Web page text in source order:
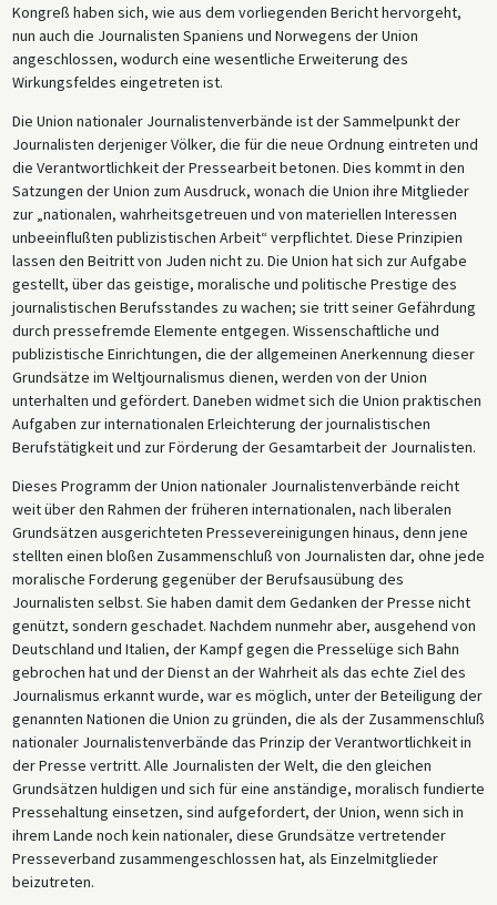
Kongreß haben sich, wie aus dem vorliegenden Bericht hervorgeht,
nun auch die Journalisten Spaniens und Norwegens der Union
angeschlossen, wodurch eine wesentliche Erweiterung des
Wirkungsfeldes eingetreten ist.
Die Union nationaler Journalistenverbände ist der Sammelpunkt der
Journalisten derjeniger Völker, die für die neue Ordnung eintreten und
die Verantwortlichkeit der Pressearbeit betonen. Dies kommt in den
Satzungen der Union zum Ausdruck, wonach die Union ihre Mitglieder
zur „nationalen, wahrheitsgetreuen und von materiellen Interessen
unbeeinflußten publizistischen Arbeit“ verpflichtet. Diese Prinzipien
lassen den Beitritt von Juden nicht zu. Die Union hat sich zur Aufgabe
gestellt, über das geistige, moralische und politische Prestige des
journalistischen Berufsstandes zu wachen; sie tritt seiner Gefährdung
durch pressefremde Elemente entgegen. Wissenschaftliche und
publizistische Einrichtungen, die der allgemeinen Anerkennung dieser
Grundsätze im Weltjournalismus dienen, werden von der Union
unterhalten und gefördert. Daneben widmet sich die Union praktischen
Aufgaben zur internationalen Erleichterung der journalistischen
Berufstätigkeit und zur Förderung der Gesamtarbeit der Journalisten.
Dieses Programm der Union nationaler Journalistenverbände reicht
weit über den Rahmen der früheren internationalen, nach liberalen
Grundsätzen ausgerichteten Pressevereinigungen hinaus, denn jene
stellten einen bloßen Zusammenschluß von Journalisten dar, ohne jede
moralische Forderung gegenüber der Berufsausübung des
Journalisten selbst. Sie haben damit dem Gedanken der Presse nicht
genützt, sondern geschadet. Nachdem nunmehr aber, ausgehend von
Deutschland und Italien, der Kampf gegen die Presselüge sich Bahn
gebrochen hat und der Dienst an der Wahrheit als das echte Ziel des
Journalismus erkannt wurde, war es möglich, unter der Beteiligung der
genannten Nationen die Union zu gründen, die als der Zusammenschluß
nationaler Journalistenverbände das Prinzip der Verantwortlichkeit in
der Presse vertritt. Alle Journalisten der Welt, die den gleichen
Grundsätzen huldigen und sich für eine anständige, moralisch fundierte
Pressehaltung einsetzen, sind aufgefordert, der Union, wenn sich in
ihrem Lande noch kein nationaler, diese Grundsätze vertretender
Presseverband zusammengeschlossen hat, als Einzelmitglieder
beizutreten.